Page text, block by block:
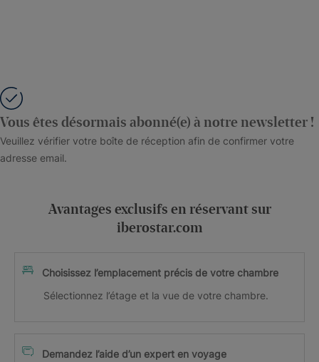
Vous êtes désormais abonné(e) à notre newsletter !
Veuillez vérifier votre boîte de réception afin de confirmer votre
adresse email.
Avantages exclusifs en réservant sur
iberostar.com
Choisissez l’emplacement précis de votre chambre
Sélectionnez l’étage et la vue de votre chambre.
Demandez l’aide d’un expert en voyage